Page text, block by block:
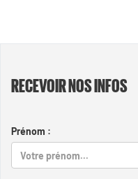
RECEVOIR NOS INFOS
Prénom :